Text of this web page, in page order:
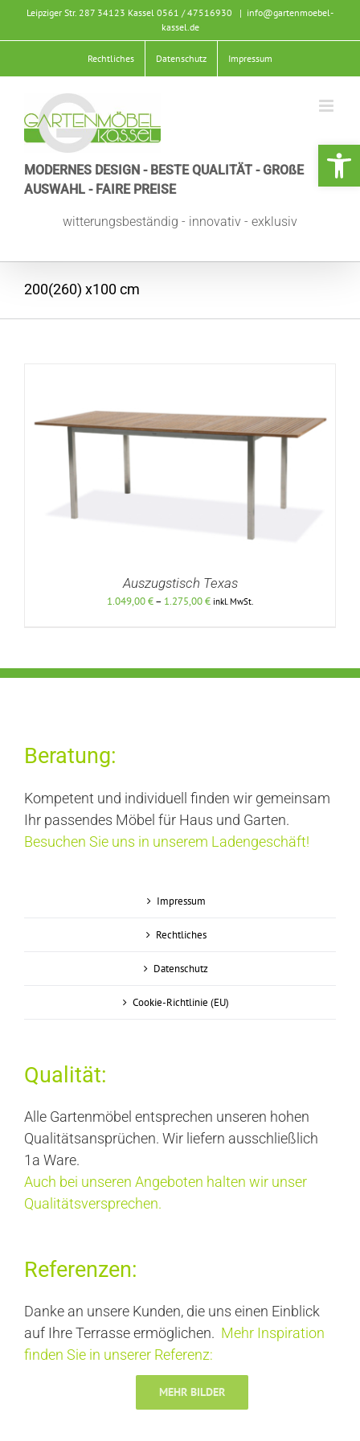
springen
Leipziger Str. 287 34123 Kassel 0561 / 47516930 | info@gartenmoebel-
kassel.de
Rechtliches Datenschutz Impressum
MODERNES DESIGN - BESTE QUALITÄT - GROßE
AUSWAHL - FAIRE PREISE
witterungsbeständig - innovativ - exklusiv
200(260) x100 cm
Auszugstisch Texas
1.049,00€– 1.275,00€Preisspanne:
inkl. MwSt.
Beratung:
Kompetent und individuell finden wir gemeinsam
Ihr passendes Möbel für Haus und Garten.
Besuchen Sie uns in unserem Ladengeschäft!
Impressum
Rechtliches
Datenschutz
Cookie-Richtlinie (EU)
Qualität:
Alle Gartenmöbel entsprechen unseren hohen
Qualitätsansprüchen. Wir liefern ausschließlich
1a Ware.
Auch bei unseren Angeboten halten wir unser
Qualitätsversprechen.
Referenzen:
Danke an unsere Kunden, die uns einen Einblick
auf Ihre Terrasse ermöglichen. Mehr Inspiration
finden Sie in unserer Referenz:
MEHR BILDER